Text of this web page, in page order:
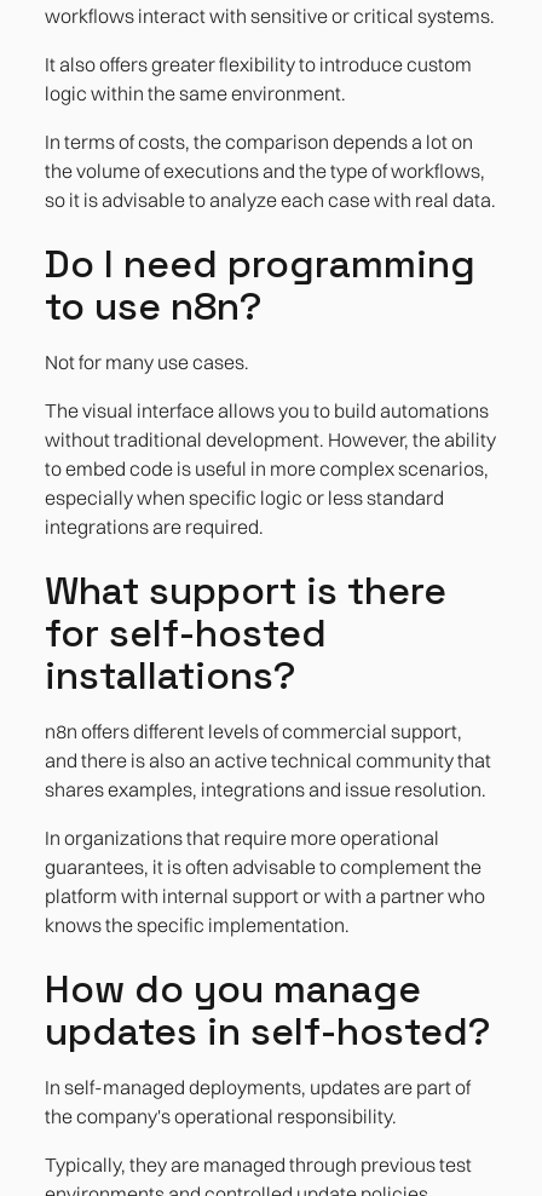
workflows interact with sensitive or critical systems.
It also offers greater flexibility to introduce custom
logic within the same environment.
In terms of costs, the comparison depends a lot on
the volume of executions and the type of workflows,
so it is advisable to analyze each case with real data.
Do I need programming
to use n8n?
Not for many use cases.
The visual interface allows you to build automations
without traditional development. However, the ability
to embed code is useful in more complex scenarios,
especially when specific logic or less standard
integrations are required.
What support is there
for self-hosted
installations?
n8n offers different levels of commercial support,
and there is also an active technical community that
shares examples, integrations and issue resolution.
In organizations that require more operational
guarantees, it is often advisable to complement the
platform with internal support or with a partner who
knows the specific implementation.
How do you manage
updates in self-hosted?
In self-managed deployments, updates are part of
the company's operational responsibility.
Typically, they are managed through previous test